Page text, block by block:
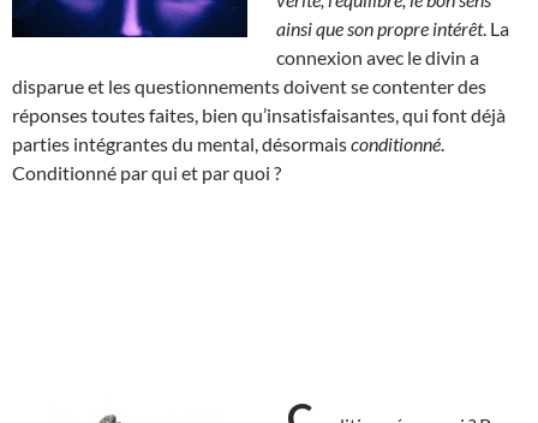
ainsi que son propre intérêt. La
connexion avec le divin a
disparue et les questionnements doivent se contenter des
réponses toutes faites, bien qu’insatisfaisantes, qui font déjà
parties intégrantes du mental, désormaisconditionné
Conditionné par qui et par quoi ?